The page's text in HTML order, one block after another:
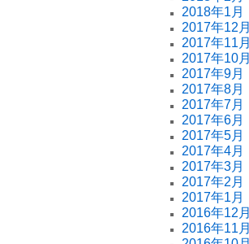
2018年1月
2017年12月
2017年11月
2017年10月
2017年9月
2017年8月
2017年7月
2017年6月
2017年5月
2017年4月
2017年3月
2017年2月
2017年1月
2016年12月
2016年11月